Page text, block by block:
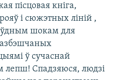
пісцовая кніга,
і сюжэтных ліній ,
шокам для
ў сучаснай
лепш! Спадзяюся, людзі